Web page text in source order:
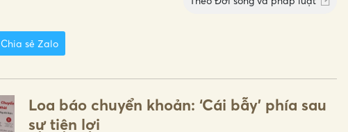
Chia sẻ Zalo
Loa báo chuyển khoản: ‘Cái bẫy’ phía sau
sự tiện lợi